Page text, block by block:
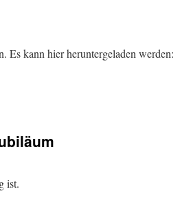
Es kann hier heruntergeladen werden:
ist.